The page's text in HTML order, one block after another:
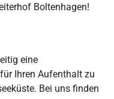
Boltenhagen!
eine
für Ihren Aufenthalt zu
Bei uns finden